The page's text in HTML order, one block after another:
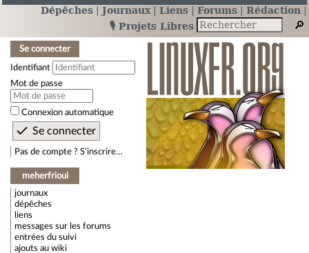
Dépêches Journaux Liens Forums
Rédaction
🎙️ Projets Libres
Se connecter
Identifiant
Mot de passe
Connexion automatique
Pas de compte ? S’inscrire…
meherfrioui
journaux
dépêches
liens
messages sur les forums
entrées du suivi
ajouts au wiki